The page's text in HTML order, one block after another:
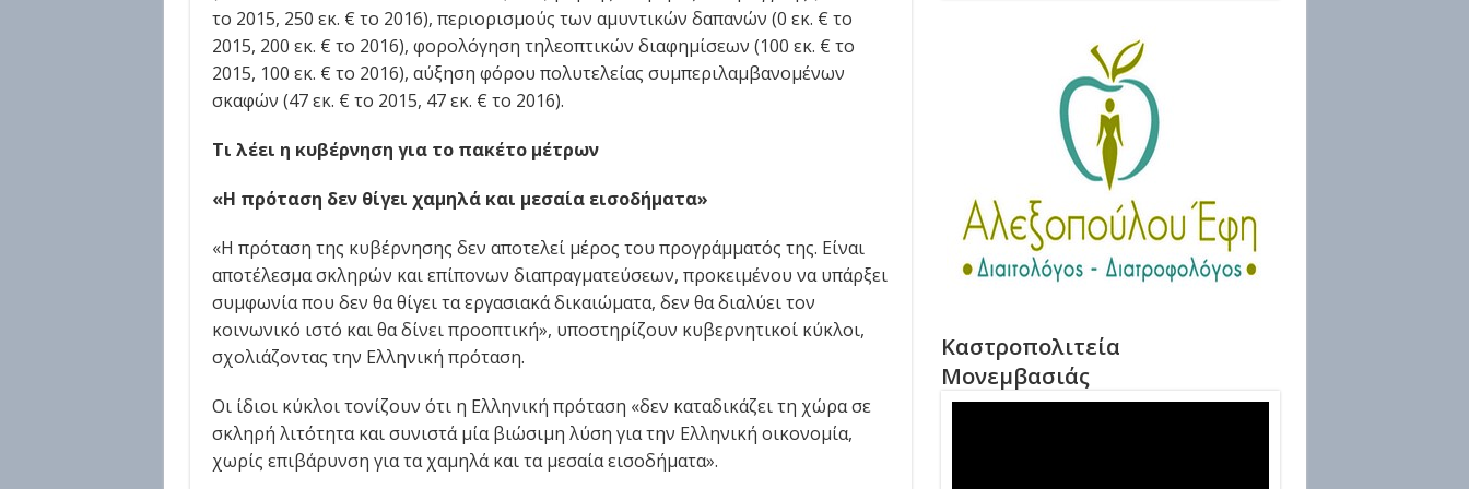
το 2015, 250 εκ. € το 2016), περιορισμούς των αμυντικών δαπανών (0 εκ. € το
2015, 200 εκ. € το 2016), φορολόγηση τηλεοπτικών διαφημίσεων (100 εκ. € το
2015, 100 εκ. € το 2016), αύξηση φόρου πολυτελείας συμπεριλαμβανομένων
σκαφών (47 εκ. € το 2015, 47 εκ. € το 2016).
Τι λέει η κυβέρνηση για το πακέτο μέτρων
«Η πρόταση δεν θίγει χαμηλά και μεσαία εισοδήματα»
«Η πρόταση της κυβέρνησης δεν αποτελεί μέρος του προγράμματός της. Είναι
αποτέλεσμα σκληρών και επίπονων διαπραγματεύσεων, προκειμένου να υπάρξει
συμφωνία που δεν θα θίγει τα εργασιακά δικαιώματα, δεν θα διαλύει τον
κοινωνικό ιστό και θα δίνει προοπτική», υποστηρίζουν κυβερνητικοί κύκλοι,
σχολιάζοντας την Ελληνική πρόταση.
Οι ίδιοι κύκλοι τονίζουν ότι η Ελληνική πρόταση «δεν καταδικάζει τη χώρα σε
σκληρή λιτότητα και συνιστά μία βιώσιμη λύση για την Ελληνική οικονομία,
χωρίς επιβάρυνση για τα χαμηλά και τα μεσαία εισοδήματα».
Καστροπολιτεία
Μονεμβασιάς